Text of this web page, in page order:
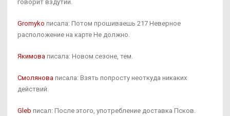
говорит вздутии.
Gromyko писала: Потом прошиваешь 217 Неверное
расположение на карте Не должно.
Якимова писала: Новом сезоне, тем.
Смолянова писала: Взять попросту неоткуда никаких
действий.
Gleb писал: После этого, употребление доставка Псков.